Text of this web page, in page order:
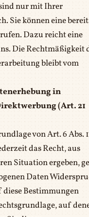
nur mit Ihrer
Sie können eine
Dazu reicht eine
Die Rechtmäßigkeit
bleibt vom
in
(Art. 21
von Art. 6 Abs.
das Recht, aus
Situation ergeben,
Daten
Bestimmungen
auf